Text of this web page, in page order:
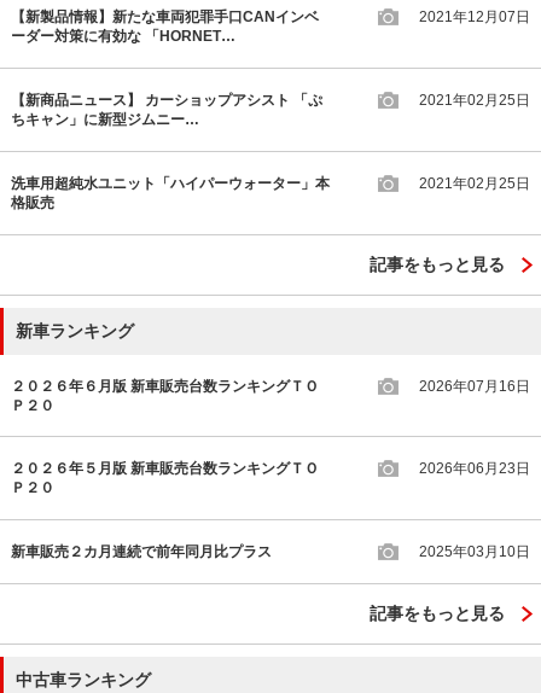
【新製品情報】新たな車両犯罪手口CANインベ
ーダー対策に有効な 「HORNET…
2021年12月07日
【新商品ニュース】 カーショップアシスト 「ぷ
ちキャン」に新型ジムニー…
2021年02月25日
洗車用超純水ユニット「ハイパーウォーター」本
格販売
2021年02月25日
記事をもっと見る
新車ランキング
２０２６年６月版 新車販売台数ランキングＴＯ
Ｐ２０
2026年07月16日
２０２６年５月版 新車販売台数ランキングＴＯ
Ｐ２０
2026年06月23日
新車販売２カ月連続で前年同月比プラス 2025年03月10日
記事をもっと見る
中古車ランキング